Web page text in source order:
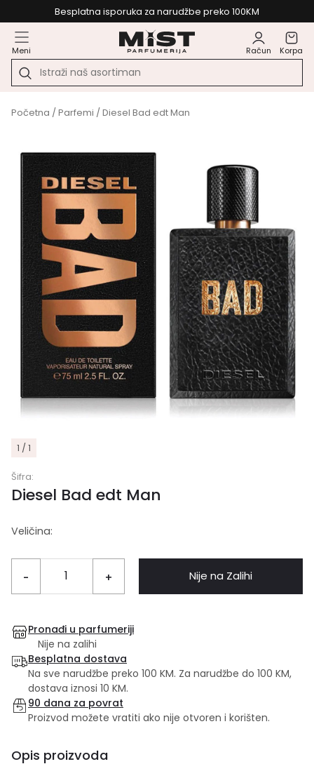
Besplatna isporuka za narudžbe preko 100KM
Meni Račun Korpa
Početna /Parfemi / Diesel Bad edt Man
1 / 1
Šifra:
Diesel Bad edt Man
Veličina:
- + Nije na Zalihi
Pronađi u parfumeriji
Nije na zalihi
Besplatna dostava
Na sve narudžbe preko 100 KM. Za narudžbe do 100 KM,
dostava iznosi 10 KM.
90 dana za povrat
Proizvod možete vratiti ako nije otvoren i korišten.
Opis proizvoda